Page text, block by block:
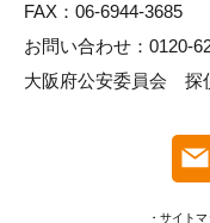
FAX：06-6944-3685
お問い合わせ：0120-
大阪府公安委員会 探
・サイト